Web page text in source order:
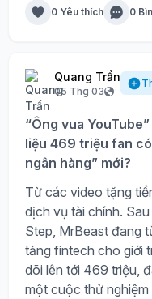
0 Yêu thích 0
Quang Trần
05 Thg 03
“Ông vua
liệu 469 triệu fan
ngân hàng” mới?
Từ các video tặng
dịch vụ tài chính.
Step, MrBeast đang
tảng fintech cho giới
dõi lên tới 469 triệu,
một cuộc thử nghiệm